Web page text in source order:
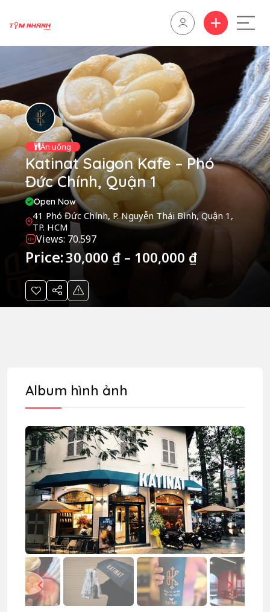
Ăn uống
Katinat Saigon Kafe – Phó
Đức Chính, Quận 1
Open Now
41 Phó Đức Chính, P. Nguyễn Thái Bình, Quận 1,
TP. HCM
Views: 70.597
Price:30,000 ₫ – 100,000 ₫
Album hình ảnh